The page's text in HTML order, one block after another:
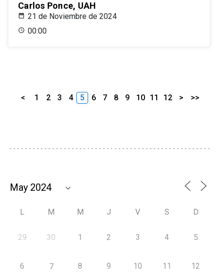
Carlos Ponce, UAH
21 de Noviembre de 2024
00:00
< 1 2 3 4 5 6 7 8 9 10 11 12 > >>
L M M J V S D
29 30 1 2 3 4 5
6 7 8 9 10 11 12